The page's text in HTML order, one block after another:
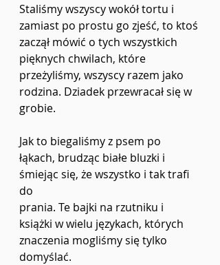
Staliśmy wszyscy wokół tortu i
zamiast po prostu go zjeść, to ktoś
zaczął mówić o tych wszystkich
pięknych chwilach, które
przeżyliśmy, wszyscy razem jako
rodzina. Dziadek przewracał się w
grobie.
Jak to biegaliśmy z psem po
łąkach, brudząc białe bluzki i
śmiejąc się, że wszystko i tak trafi
do
prania. Te bajki na rzutniku i
książki w wielu językach, których
znaczenia mogliśmy się tylko
domyślać.